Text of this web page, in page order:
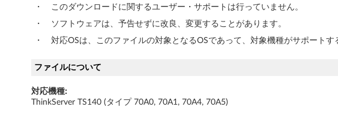
バ
ー
n
・
このダウンロードに関するユーザー・サポートは行っていません。
・
ソフトウェアは、予告せずに改良、変更することがあります。
・
対応OSは、このファイルの対象となるOSであって、対象機種がサポートす
ファイルについて
対応機種:
ThinkServer TS140 (タイプ 70A0, 70A1, 70A4, 70A5)